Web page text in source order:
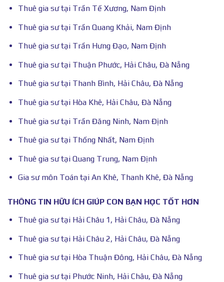
Thuê gia sư tại Trần Tế Xương, Nam Định
Thuê gia sư tại Trần Quang Khải, Nam Định
Thuê gia sư tại Trần Hưng Đạo, Nam Định
Thuê gia sư tại Thuận Phước, Hải Châu, Đà Nẵng
Thuê gia sư tại Thanh Bình, Hải Châu, Đà Nẵng
Thuê gia sư tại Hòa Khê, Hải Châu, Đà Nẵng
Thuê gia sư tại Trần Đăng Ninh, Nam Định
Thuê gia sư tại Thống Nhất, Nam Định
Thuê gia sư tại Quang Trung, Nam Định
Gia sư môn Toán tại An Khê, Thanh Khê, Đà Nẵng
THÔNG TIN HỮU ÍCH GIÚP CON BẠN HỌC TỐT HƠN
Thuê gia sư tại Hải Châu 1, Hải Châu, Đà Nẵng
Thuê gia sư tại Hải Châu 2, Hải Châu, Đà Nẵng
Thuê gia sư tại Hòa Thuận Đông, Hải Châu, Đà Nẵng
Thuê gia sư tại Phước Ninh, Hải Châu, Đà Nẵng